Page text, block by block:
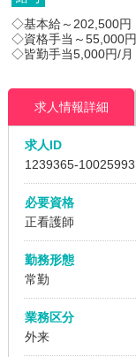
◇基本給～202,500円
◇資格手当～55,000円
◇皆勤手当5,000円/月
求人情報詳細
求人ID
1239365-10025993
必要資格
正看護師
勤務形態
常勤
業務区分
外来